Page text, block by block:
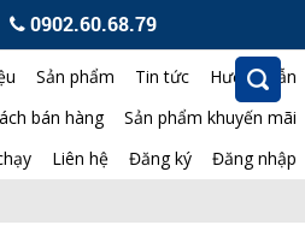
0902.60.68.79
Sản phẩm Tin tức
Hướng dẫn
bán hàng
Sản phẩm khuyến mãi
Liên hệ Đăng ký Đăng nhập